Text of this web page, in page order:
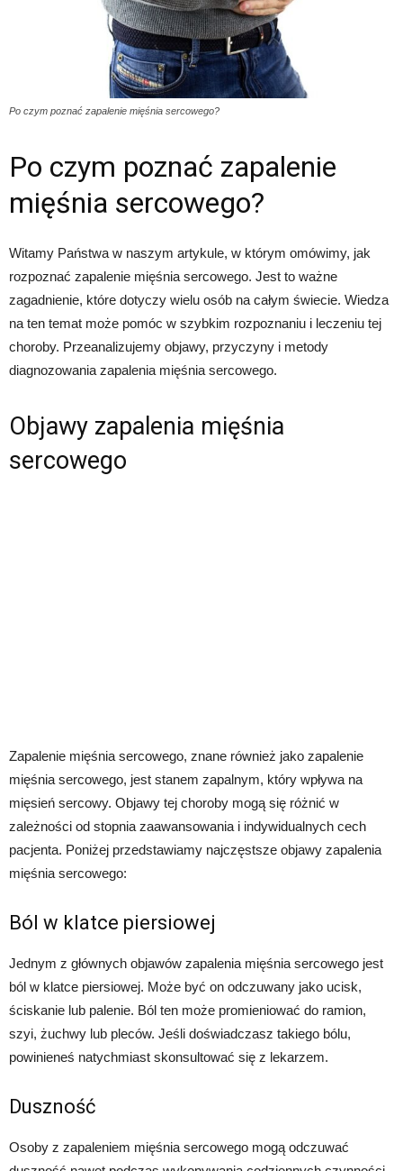
Po czym poznać zapalenie mięśnia sercowego?
Po czym poznać zapalenie
mięśnia sercowego?
Witamy Państwa w naszym artykule, w którym omówimy, jak
rozpoznać zapalenie mięśnia sercowego. Jest to ważne
zagadnienie, które dotyczy wielu osób na całym świecie. Wiedza
na ten temat może pomóc w szybkim rozpoznaniu i leczeniu tej
choroby. Przeanalizujemy objawy, przyczyny i metody
diagnozowania zapalenia mięśnia sercowego.
Objawy zapalenia mięśnia
sercowego
Zapalenie mięśnia sercowego, znane również jako zapalenie
mięśnia sercowego, jest stanem zapalnym, który wpływa na
mięsień sercowy. Objawy tej choroby mogą się różnić w
zależności od stopnia zaawansowania i indywidualnych cech
pacjenta. Poniżej przedstawiamy najczęstsze objawy zapalenia
mięśnia sercowego:
Ból w klatce piersiowej
Jednym z głównych objawów zapalenia mięśnia sercowego jest
ból w klatce piersiowej. Może być on odczuwany jako ucisk,
ściskanie lub palenie. Ból ten może promieniować do ramion,
szyi, żuchwy lub pleców. Jeśli doświadczasz takiego bólu,
powinieneś natychmiast skonsultować się z lekarzem.
Duszność
Osoby z zapaleniem mięśnia sercowego mogą odczuwać